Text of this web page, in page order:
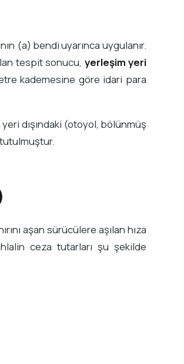
(a) bendi uyarınca uygulanır.
tespit sonucu, yerleşim yeri
kademesine göre idari para
dışındaki (otoyol, bölünmüş
aşan sürücülere aşılan hıza
ceza tutarları şu şekilde